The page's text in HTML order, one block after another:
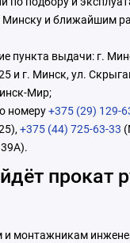
Минску и ближайшим
пункта выдачи: г.
и г. Минск, ул.
Мир;
номеру+375 (29) 129-
+375 (44) 725-63-33
прокат
и монтажникам